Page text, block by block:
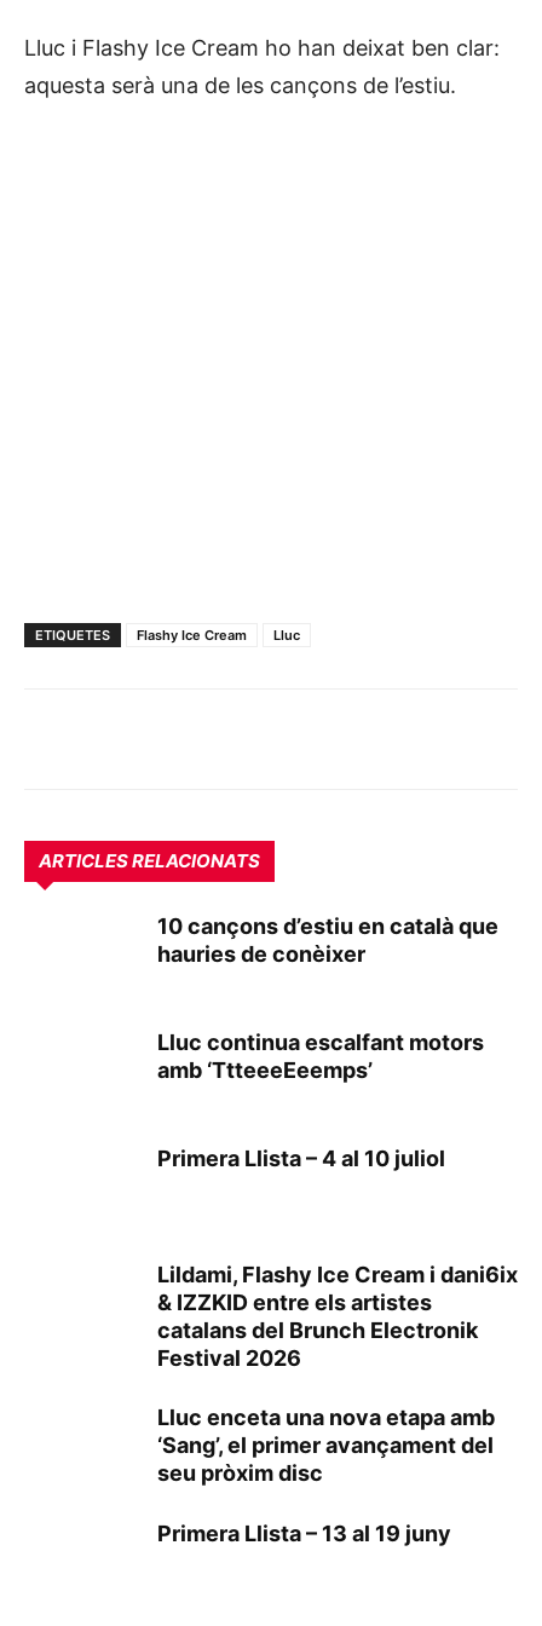
Lluc i Flashy Ice Cream ho han deixat ben clar:
aquesta serà una de les cançons de l’estiu.
ETIQUETES Flashy Ice Cream Lluc
ARTICLES RELACIONATS
10 cançons d’estiu en català que
hauries de conèixer
Lluc continua escalfant motors
amb ‘TtteeeEeemps’
Primera Llista – 4 al 10 juliol
Lildami, Flashy Ice Cream i dani6ix
& IZZKID entre els artistes
catalans del Brunch Electronik
Festival 2026
Lluc enceta una nova etapa amb
‘Sang’, el primer avançament del
seu pròxim disc
Primera Llista – 13 al 19 juny